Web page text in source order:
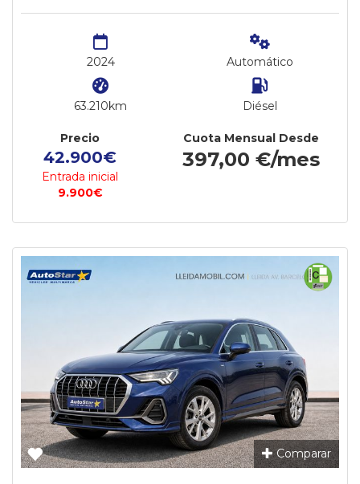
2024
63.210km
Automático
Diésel
Precio
42.900€
Entrada inicial
9.900€
Cuota Mensual Desde
397,00 €/mes
Comparar